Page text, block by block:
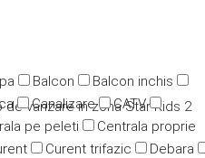
Balcon
Balcon inchis
Canalizare
CATV
pe peleti
Centrala proprie
Curent trifazic
Debara
de vanzare in zona Star Kids 2